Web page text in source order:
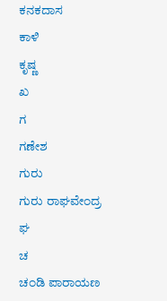
ಕನಕದಾಸ
ಕಾಳಿ
ಕೃಷ್ಣ
ಖ
ಗ
ಗಣೇಶ
ಗುರು
ಗುರು ರಾಘವೇಂದ್ರ
ಘ
ಚ
ಚಂಡಿ ಪಾರಾಯಣ